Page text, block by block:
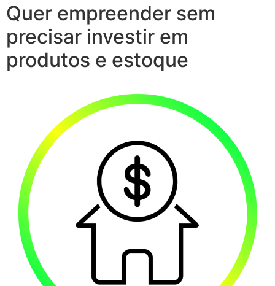
Quer empreender sem
precisar investir em
produtos e estoque